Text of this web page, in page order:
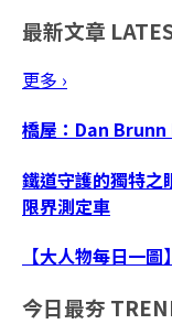
最新文章
更多 ›
橋屋：Dan Brunn
鐵道守護的獨特之
限界測定車
【大人物每日一
今日最夯